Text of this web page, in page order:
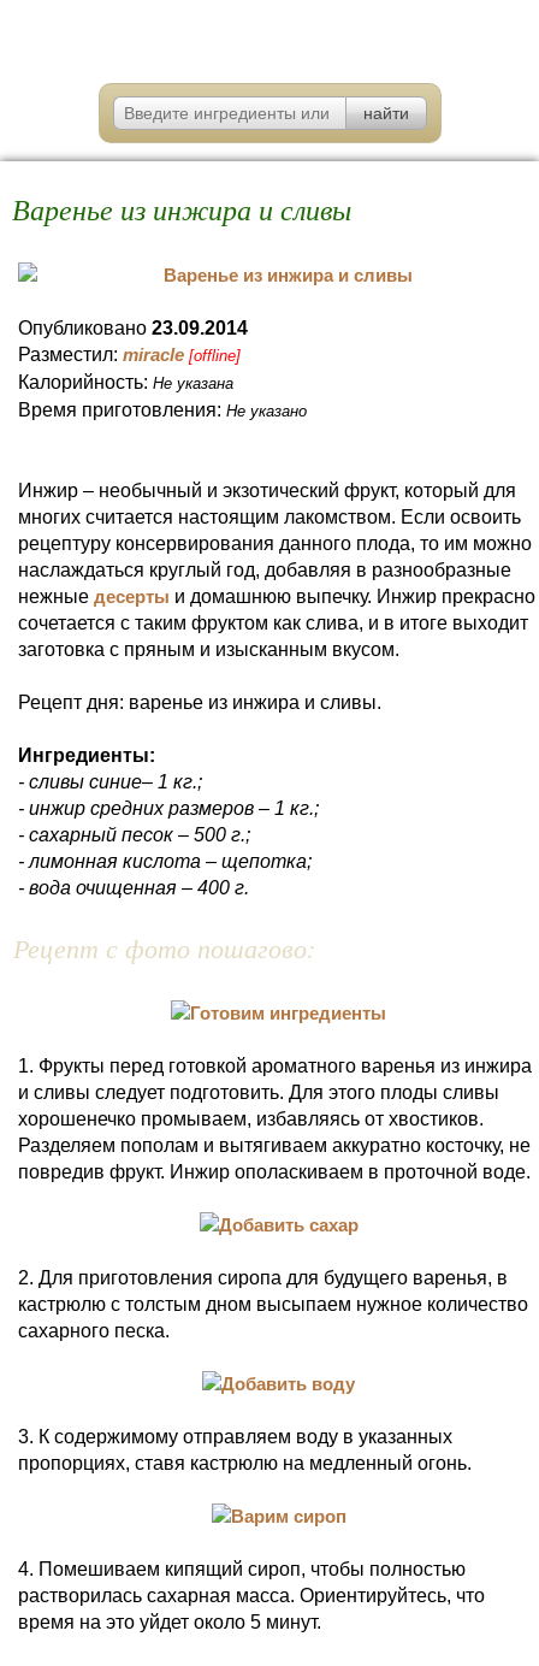
Варенье из инжира и сливы
Опубликовано 23.09.2014
Разместил: miracle [offline]
Калорийность: Не указана
Время приготовления: Не указано
Инжир – необычный и экзотический фрукт, который для
многих считается настоящим лакомством. Если освоить
рецептуру консервирования данного плода, то им можно
наслаждаться круглый год, добавляя в разнообразные
нежные десерты и домашнюю выпечку. Инжир прекрасно
сочетается с таким фруктом как слива, и в итоге выходит
заготовка с пряным и изысканным вкусом.
Рецепт дня: варенье из инжира и сливы.
Ингредиенты:
- сливы синие– 1 кг.;
- инжир средних размеров – 1 кг.;
- сахарный песок – 500 г.;
- лимонная кислота – щепотка;
- вода очищенная – 400 г.
Рецепт с фото пошагово:
1. Фрукты перед готовкой ароматного варенья из инжира
и сливы следует подготовить. Для этого плоды сливы
хорошенечко промываем, избавляясь от хвостиков.
Разделяем пополам и вытягиваем аккуратно косточку, не
повредив фрукт. Инжир ополаскиваем в проточной воде.
2. Для приготовления сиропа для будущего варенья, в
кастрюлю с толстым дном высыпаем нужное количество
сахарного песка.
3. К содержимому отправляем воду в указанных
пропорциях, ставя кастрюлю на медленный огонь.
4. Помешиваем кипящий сироп, чтобы полностью
растворилась сахарная масса. Ориентируйтесь, что
время на это уйдет около 5 минут.